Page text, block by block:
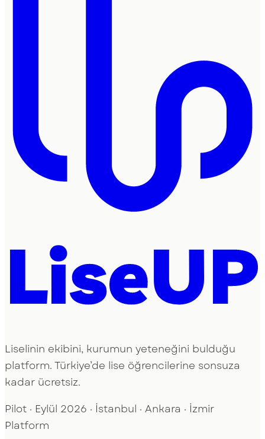
Liselinin ekibini, kurumun yeteneğini bulduğu
platform. Türkiye’de lise öğrencilerine sonsuza
kadar ücretsiz.
Pilot · Eylül 2026 · İstanbul · Ankara · İzmir
Platform